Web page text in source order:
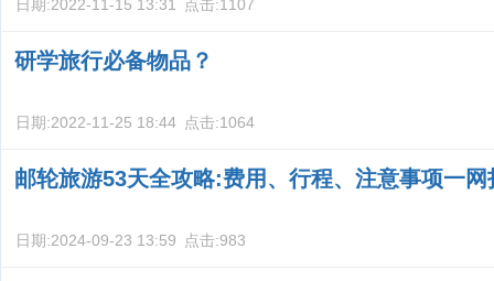
日期:2022-11-15 13:31 点击:1107
研学旅行必备物品？
日期:2022-11-25 18:44 点击:1064
邮轮旅游53天全攻略:费用、行程、注意事项一网
日期:2024-09-23 13:59 点击:983